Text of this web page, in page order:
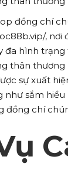
đồng chí
,
đa hình
thân
sự xuất
như sắm
đồng chí